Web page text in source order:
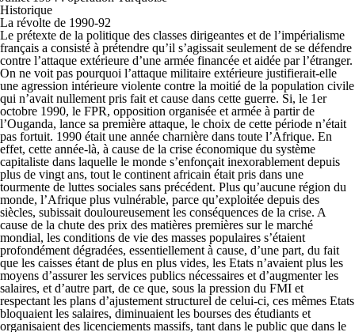
Historique
La révolte de 1990-92
Le prétexte de la politique des classes dirigeantes et de l’impérialisme
français a consisté à prétendre qu’il s’agissait seulement de se défendre
contre l’attaque extérieure d’une armée financée et aidée par l’étranger.
On ne voit pas pourquoi l’attaque militaire extérieure justifierait-elle
une agression intérieure violente contre la moitié de la population civile
qui n’avait nullement pris fait et cause dans cette guerre. Si, le 1er
octobre 1990, le FPR, opposition organisée et armée à partir de
l’Ouganda, lance sa première attaque, le choix de cette période n’était
pas fortuit. 1990 était une année charnière dans toute l’Afrique. En
effet, cette année-là, à cause de la crise économique du système
capitaliste dans laquelle le monde s’enfonçait inexorablement depuis
plus de vingt ans, tout le continent africain était pris dans une
tourmente de luttes sociales sans précédent. Plus qu’aucune région du
monde, l’Afrique plus vulnérable, parce qu’exploitée depuis des
siècles, subissait douloureusement les conséquences de la crise. A
cause de la chute des prix des matières premières sur le marché
mondial, les conditions de vie des masses populaires s’étaient
profondément dégradées, essentiellement à cause, d’une part, du fait
que les caisses étant de plus en plus vides, les Etats n’avaient plus les
moyens d’assurer les services publics nécessaires et d’augmenter les
salaires, et d’autre part, de ce que, sous la pression du FMI et
respectant les plans d’ajustement structurel de celui-ci, ces mêmes Etats
bloquaient les salaires, diminuaient les bourses des étudiants et
organisaient des licenciements massifs, tant dans le public que dans le